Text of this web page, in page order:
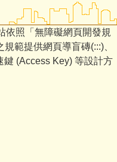
依照「無障礙網頁開發規
範提供網頁導盲磚(:::)、
(Access Key) 等設計方